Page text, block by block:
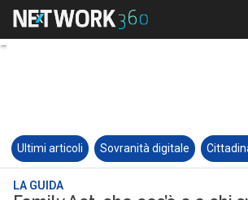
Ultimi articoli Sovranità digitale
LA GUIDA